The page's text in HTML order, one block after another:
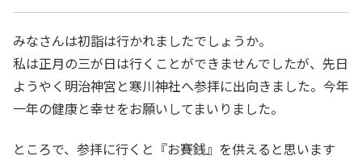
みなさんは初詣は行かれましたでしょうか。
私は正月の三が日は行くことができませんでしたが、先日
ようやく明治神宮と寒川神社へ参拝に出向きました。今年
一年の健康と幸せをお願いしてまいりました。
ところで、参拝に行くと『お賽銭』を供えると思います